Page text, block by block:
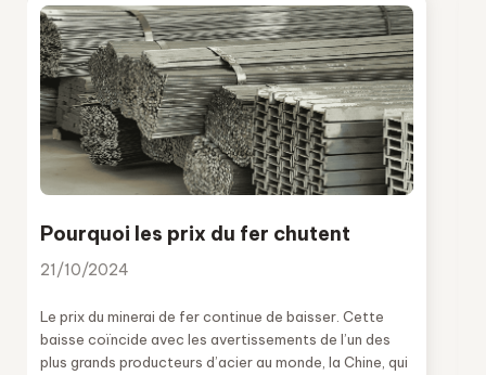
Pourquoi les prix du fer chutent
21/10/2024
Le prix du minerai de fer continue de baisser. Cette
baisse coïncide avec les avertissements de l’un des
plus grands producteurs d’acier au monde, la Chine, qui